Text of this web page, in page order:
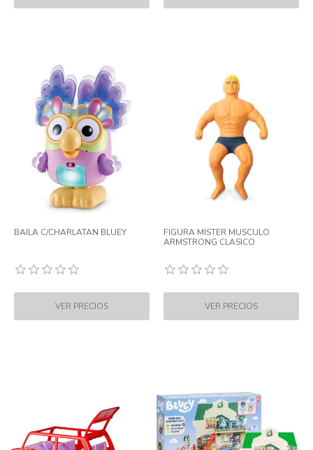
BAILA C/CHARLATAN BLUEY
FIGURA MISTER MUSCULO
ARMSTRONG CLASICO